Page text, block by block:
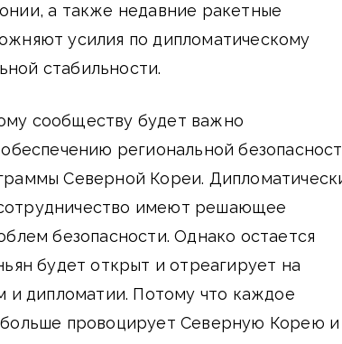
а также недавние ракетные
усилия по дипломатическому
стабильности.
сообществу будет важно
региональной
Северной Кореи.
имеют решающее
безопасности. Однако остается
будет открыт и отреагирует на
и дипломатии. Потому что каждое
провоцирует Северную Корею и